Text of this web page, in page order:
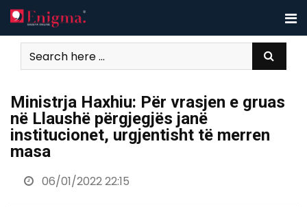
Skip
to
content
Ministrja Haxhiu: Për vrasjen e gruas
në Llaushë përgjegjës janë
institucionet, urgjentisht të merren
masa
06/01/2022 22:15